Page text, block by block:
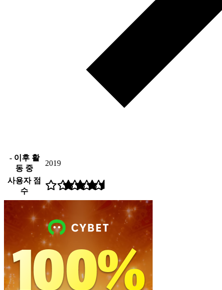
- 이후 활
동 중
2019
사용자 점
수